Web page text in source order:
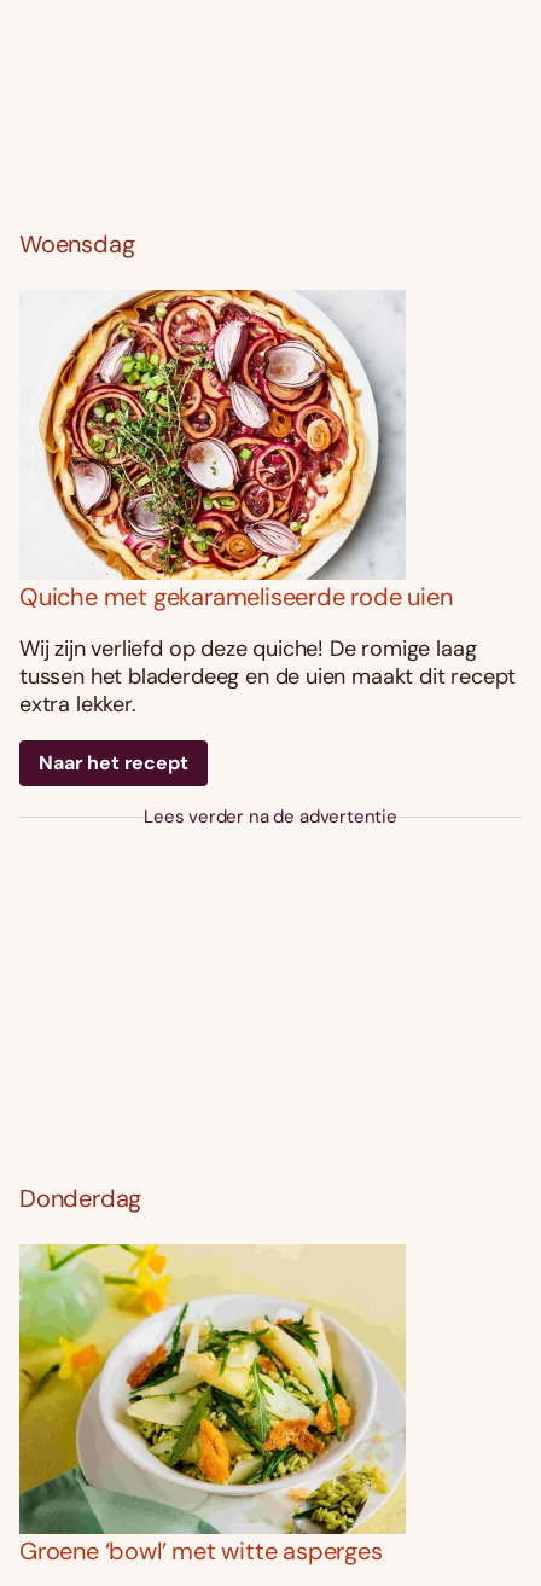
Woensdag
Quiche met gekarameliseerde rode uien
Wij zijn verliefd op deze quiche! De romige laag
tussen het bladerdeeg en de uien maakt dit recept
extra lekker.
Naar het recept
Lees verder na de advertentie
Donderdag
Groene ‘bowl’ met witte asperges